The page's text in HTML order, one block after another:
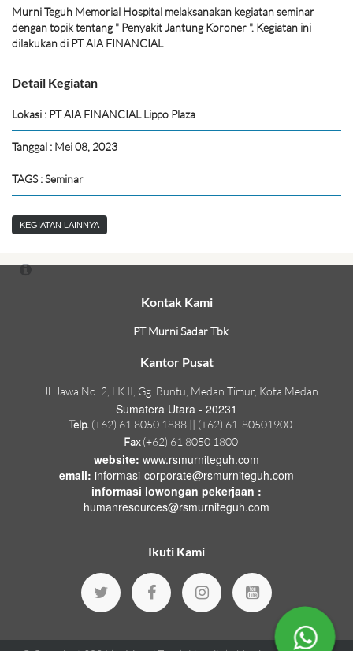
Murni Teguh Memorial Hospital melaksanakan kegiatan seminar
dengan topik tentang " Penyakit Jantung Koroner ". Kegiatan ini
dilakukan di PT AIA FINANCIAL
Detail Kegiatan
Lokasi : PT AIA FINANCIAL Lippo Plaza
Tanggal : Mei 08, 2023
TAGS : Seminar
KEGIATAN LAINNYA
Kontak Kami
PT Murni Sadar Tbk
Kantor Pusat
Jl. Jawa No. 2, LK II, Gg. Buntu, Medan Timur, Kota Medan
Sumatera Utara - 20231
Telp. (+62) 61 8050 1888 || (+62) 61-80501900
Fax(+62) 61 8050 1800
website: www.rsmurniteguh.com
email: informasi-corporate@rsmurniteguh.com
informasi lowongan pekerjaan :
humanresources@rsmurniteguh.com
Ikuti Kami